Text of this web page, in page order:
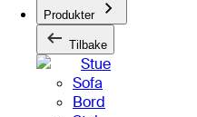
Produkter
Tilbake
Stue
Sofa
Bord